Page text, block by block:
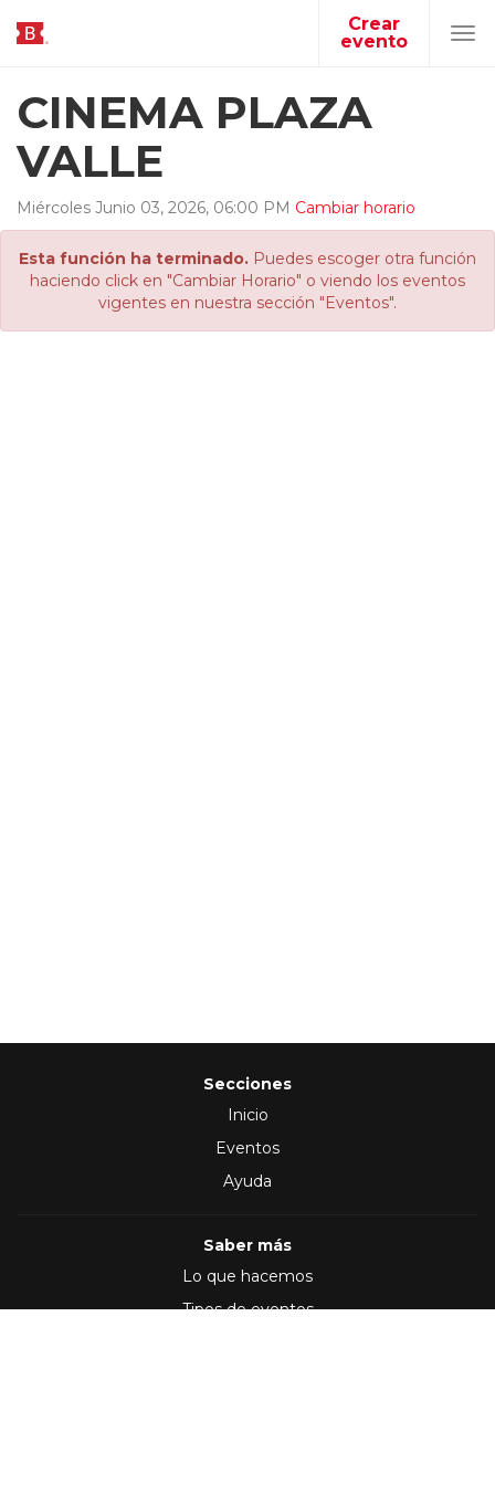
Crear
evento
CINEMA PLAZA
VALLE
Miércoles Junio 03, 2026, 06:00 PM Cambiar horario
Esta función ha terminado. Puedes escoger otra función
haciendo click en "Cambiar Horario" o viendo los eventos
vigentes en nuestra sección "Eventos".
Secciones
Inicio
Eventos
Ayuda
Saber más
Lo que hacemos
Tipos de eventos